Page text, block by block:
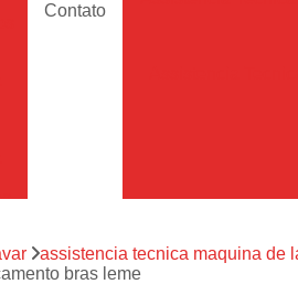
Contato
assistencia tecnica maquina de
bras leme